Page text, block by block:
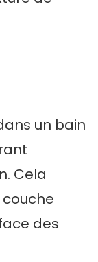
un bain
Cela
des